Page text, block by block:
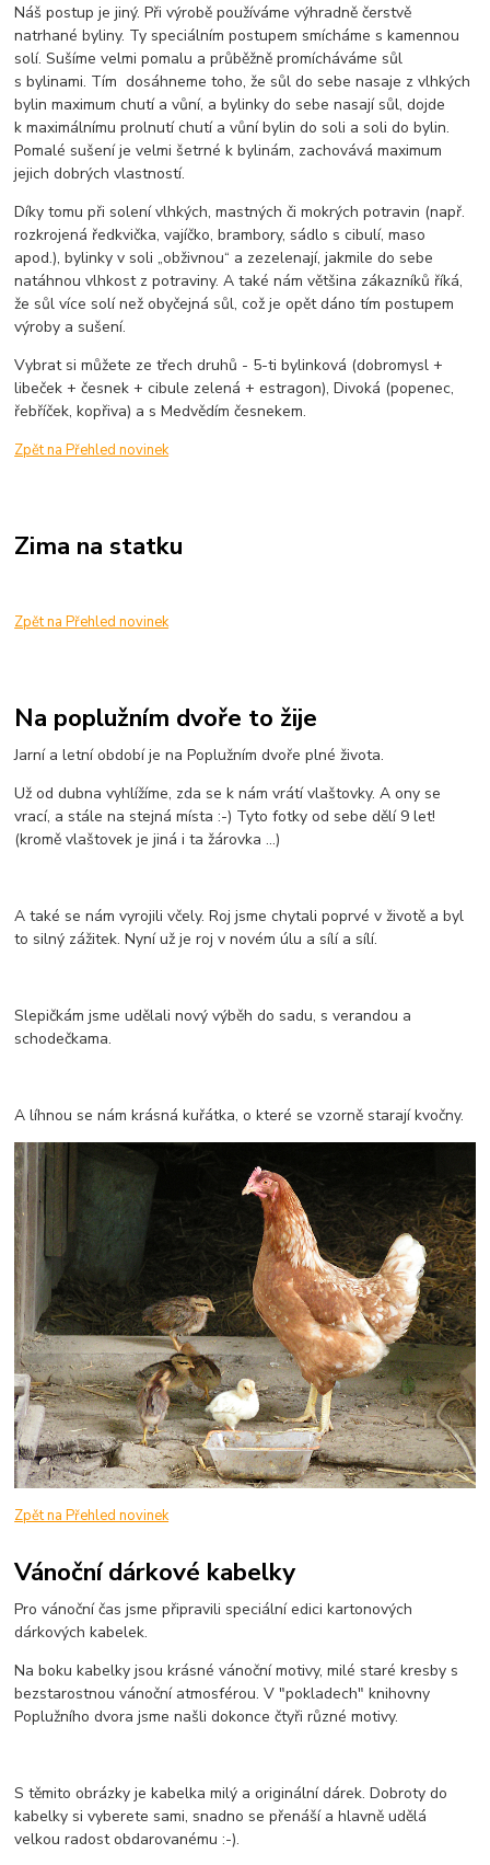
Náš postup je jiný. Při výrobě používáme výhradně čerstvě
natrhané byliny. Ty speciálním postupem smícháme s kamennou
solí. Sušíme velmi pomalu a průběžně promícháváme sůl
s bylinami. Tím dosáhneme toho, že sůl do sebe nasaje z vlhkých
bylin maximum chutí a vůní, a bylinky do sebe nasají sůl, dojde
k maximálnímu prolnutí chutí a vůní bylin do soli a soli do bylin.
Pomalé sušení je velmi šetrné k bylinám, zachovává maximum
jejich dobrých vlastností.
Díky tomu při solení vlhkých, mastných či mokrých potravin (např.
rozkrojená ředkvička, vajíčko, brambory, sádlo s cibulí, maso
apod.), bylinky v soli „obživnou“ a zezelenají, jakmile do sebe
natáhnou vlhkost z potraviny. A také nám většina zákazníků říká,
že sůl více solí než obyčejná sůl, což je opět dáno tím postupem
výroby a sušení.
Vybrat si můžete ze třech druhů - 5-ti bylinková (dobromysl +
libeček + česnek + cibule zelená + estragon), Divoká (popenec,
řebříček, kopřiva) a s Medvědím česnekem.
Zpět na Přehled novinek
Zima na statku
Zpět na Přehled novinek
Na poplužním dvoře to žije
Jarní a letní období je na Poplužním dvoře plné života.
Už od dubna vyhlížíme, zda se k nám vrátí vlaštovky. A ony se
vrací, a stále na stejná místa :-) Tyto fotky od sebe dělí 9 let!
(kromě vlaštovek je jiná i ta žárovka ...)
A také se nám vyrojili včely. Roj jsme chytali poprvé v životě a byl
to silný zážitek. Nyní už je roj v novém úlu a sílí a sílí.
Slepičkám jsme udělali nový výběh do sadu, s verandou a
schodečkama.
A líhnou se nám krásná kuřátka, o které se vzorně starají kvočny.
Zpět na Přehled novinek
Vánoční dárkové kabelky
Pro vánoční čas jsme připravili speciální edici kartonových
dárkových kabelek.
Na boku kabelky jsou krásné vánoční motivy, milé staré kresby s
bezstarostnou vánoční atmosférou. V "pokladech" knihovny
Poplužního dvora jsme našli dokonce čtyři různé motivy.
S těmito obrázky je kabelka milý a originální dárek. Dobroty do
kabelky si vyberete sami, snadno se přenáší a hlavně udělá
velkou radost obdarovanému :-).